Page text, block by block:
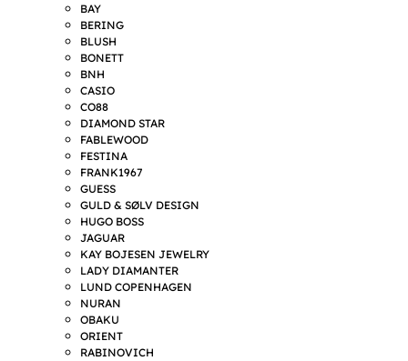
BAY
BERING
BLUSH
BONETT
BNH
CASIO
CO88
DIAMOND STAR
FABLEWOOD
FESTINA
FRANK1967
GUESS
GULD & SØLV DESIGN
HUGO BOSS
JAGUAR
KAY BOJESEN JEWELRY
LADY DIAMANTER
LUND COPENHAGEN
NURAN
OBAKU
ORIENT
RABINOVICH